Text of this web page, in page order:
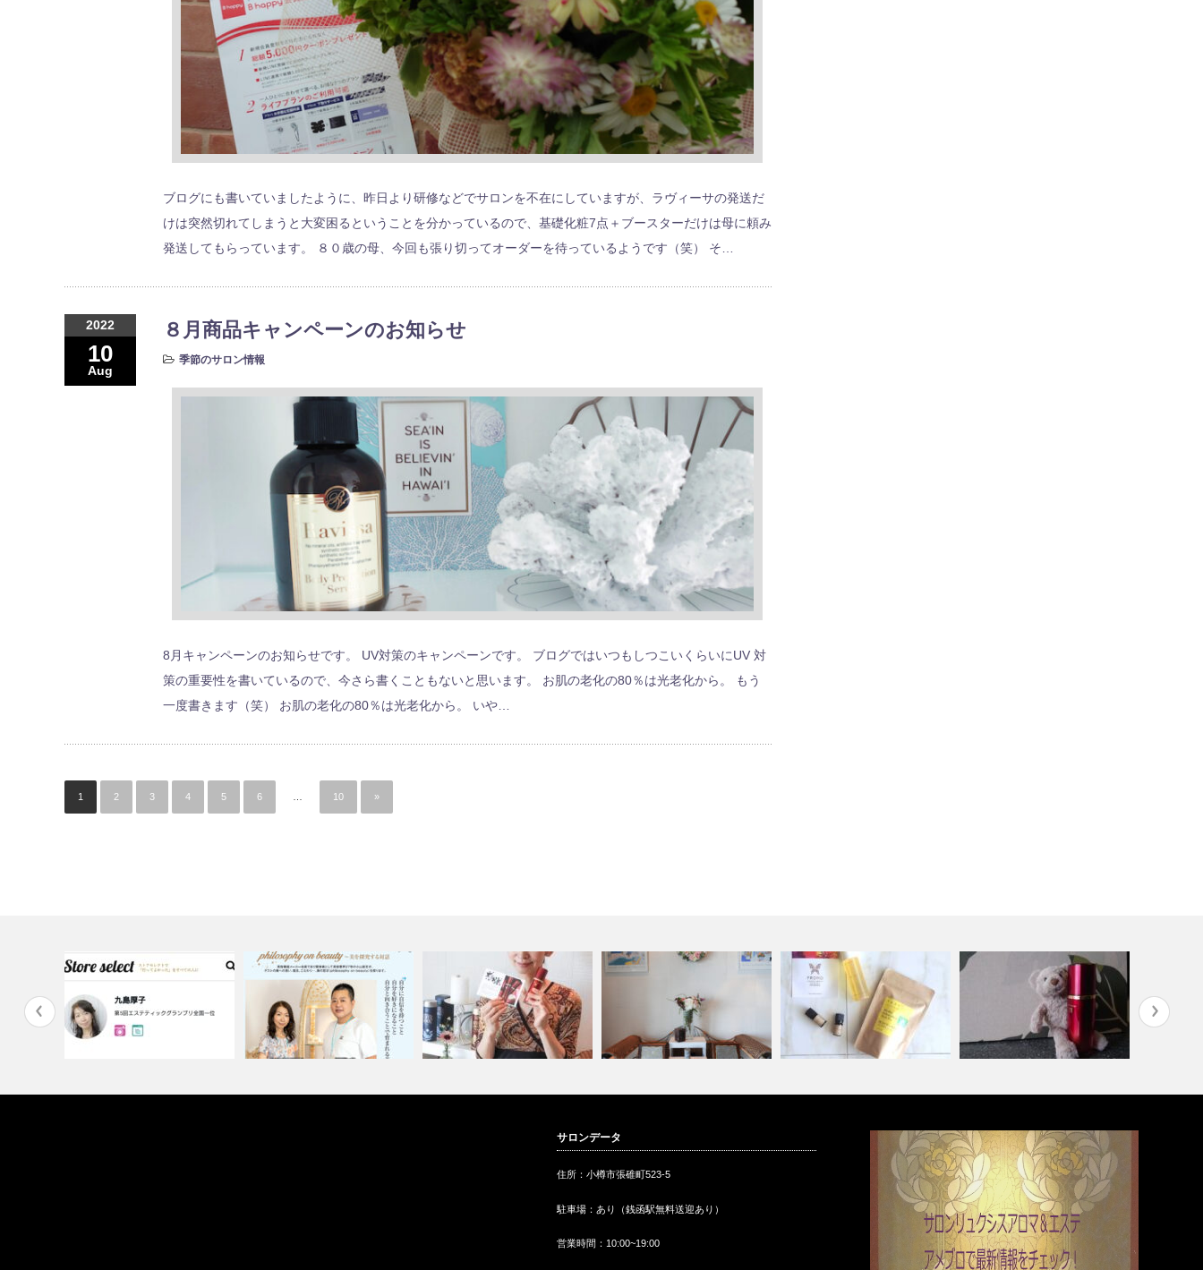
ブログにも書いていましたように、昨日より研修などでサロンを不在にしていますが、ラヴィーサの発送だ
けは突然切れてしまうと大変困るということを分かっているので、基礎化粧7点＋ブースターだけは母に頼み
発送してもらっています。 ８０歳の母、今回も張り切ってオーダーを待っているようです（笑） そ…
2022
10
Aug
８月商品キャンペーンのお知らせ
季節のサロン情報
8月キャンペーンのお知らせです。 UV対策のキャンペーンです。 ブログではいつもしつこいくらいにUV 対
策の重要性を書いているので、今さら書くこともないと思います。 お肌の老化の80％は光老化から。 もう
一度書きます（笑） お肌の老化の80％は光老化から。 いや…
1 2 3 4 5 6 10 »
リンクルAIが地上波デビュー？
ク色のリース…
ンペーン＞…
サロンデータ
住所：小樽市張碓町523-5
駐車場：あり（銭函駅無料送迎あり）
営業時間：10:00~19:00